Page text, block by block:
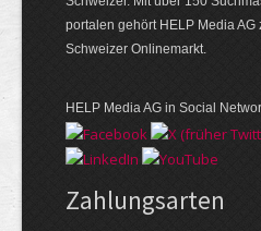
portalen gehört HELP Media
Schweizer Onlinemarkt.
HELP Media AG in Social
Zahlungsarten